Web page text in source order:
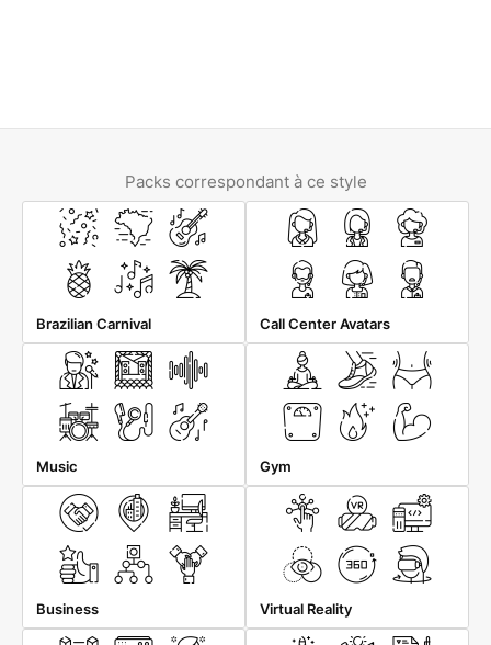
Packs correspondant à ce style
Brazilian Carnival Call Center Avatars
Music Gym
Business Virtual Reality